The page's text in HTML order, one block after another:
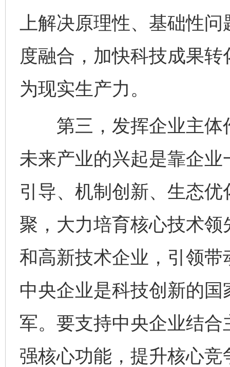
上解决原理性、基础性
度融合，加快科技成果
为现实生产力。
第三，发挥企业主体
未来产业的兴起是靠企
引导、机制创新、生态
聚，大力培育核心技术
和高新技术企业，引领
中央企业是科技创新的
军。要支持中央企业结
强核心功能，提升核心